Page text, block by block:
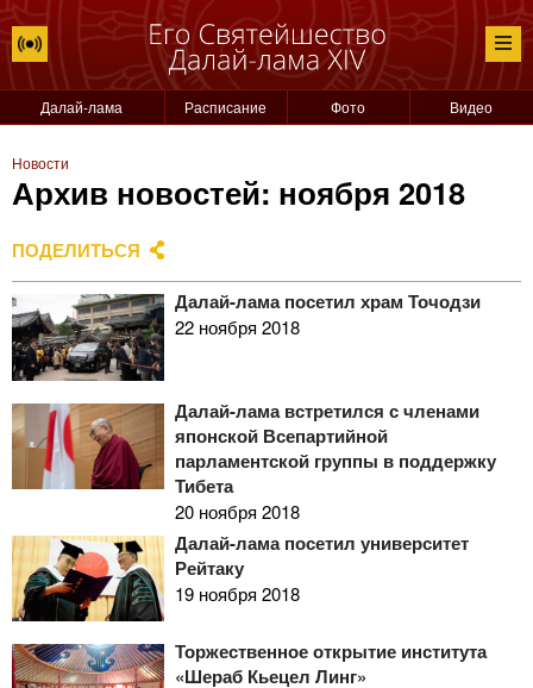
Далай-лама Расписание Фото Видео
Новости
Архив новостей: ноября 2018
ПОДЕЛИТЬСЯ
Далай-лама посетил храм Точодзи
22 ноября 2018
Далай-лама встретился с членами
японской Всепартийной
парламентской группы в поддержку
Тибета
20 ноября 2018
Далай-лама посетил университет
Рейтаку
19 ноября 2018
Торжественное открытие института
«Шераб Кьецел Линг»